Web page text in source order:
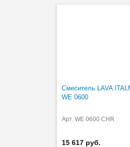
Смеситель LAVA
WE 0600
Арт. WE 0600 CHR
15 617 руб.